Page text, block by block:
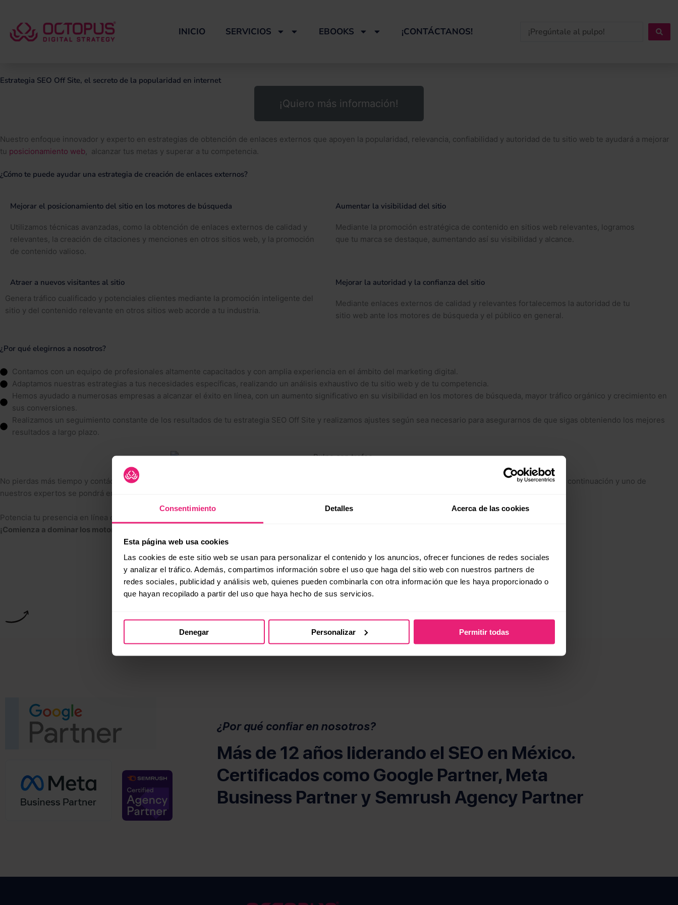
(se abre en una pestaña nueva)
Consentimiento Detalles Acerca de las cookies
Esta página web usa cookies
Las cookies de este sitio web se usan para personalizar el contenido y los anuncios, ofrecer funciones de redes sociales
y analizar el tráfico. Además, compartimos información sobre el uso que haga del sitio web con nuestros partners de
redes sociales, publicidad y análisis web, quienes pueden combinarla con otra información que les haya proporcionado o
que hayan recopilado a partir del uso que haya hecho de sus servicios.
Denegar Personalizar Permitir todas
contenido
INICIO SERVICIOS EBOOKS ¡CONTÁCTANOS!
Search
Estrategia SEO Off Site, el secreto de la popularidad en internet
¡Quiero más información!
Nuestro enfoque innovador y experto en estrategias de obtención de enlaces externos que apoyen la popularidad, relevancia, confiabilidad y autoridad de tu sitio web te ayudará a mejorar
tu posicionamiento web, alcanzar tus metas y superar a tu competencia.
¿Cómo te puede ayudar una estrategia de creación de enlaces externos?
Mejorar el posicionamiento del sitio en los motores de búsqueda
Utilizamos técnicas avanzadas, como la obtención de enlaces externos de calidad y
relevantes, la creación de citaciones y menciones en otros sitios web, y la promoción
de contenido valioso.
Aumentar la visibilidad del sitio
Mediante la promoción estratégica de contenido en sitios web relevantes, logramos
que tu marca se destaque, aumentando así su visibilidad y alcance.
Atraer a nuevos visitantes al sitio
Genera tráfico cualificado y potenciales clientes mediante la promoción inteligente del
sitio y del contenido relevante en otros sitios web acorde a tu industria.
Mejorar la autoridad y la confianza del sitio
Mediante enlaces externos de calidad y relevantes fortalecemos la autoridad de tu
sitio web ante los motores de búsqueda y el público en general.
¿Por qué elegirnos a nosotros?
Contamos con un equipo de profesionales altamente capacitados y con amplia experiencia en el ámbito del marketing digital.
Adaptamos nuestras estrategias a tus necesidades específicas, realizando un análisis exhaustivo de tu sitio web y de tu competencia.
Hemos ayudado a numerosas empresas a alcanzar el éxito en línea, con un aumento significativo en su visibilidad en los motores de búsqueda, mayor tráfico orgánico y crecimiento en
sus conversiones.
Realizamos un seguimiento constante de los resultados de tu estrategia SEO Off Site y realizamos ajustes según sea necesario para asegurarnos de que sigas obteniendo los mejores
resultados a largo plazo.
No pierdas más tiempo y contáctanos hoy mismo. Estamos listos para ayudarte a impulsar el éxito de tu negocio en línea. Completa el formulario de contacto a continuación y uno de
nuestros expertos se pondrá en contacto contigo para discutir cómo podemos ayudarte a alcanzar tus objetivos de marketing digital.
Potencia tu presencia en línea con nuestra estrategia SEO Off Site y descubre todo el potencial que tu sitio web puede lograr.
¡Comienza a dominar los motores de búsqueda!
¡Quiero Estrategia Off Site!
(se abre en una pestaña nueva)
¿Por qué confiar en nosotros?
Más de 12 años liderando el SEO en México.
Certificados como Google Partner, Meta
Business Partner y Semrush Agency Partner